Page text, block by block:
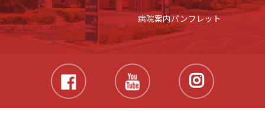
病院案内パンフレット